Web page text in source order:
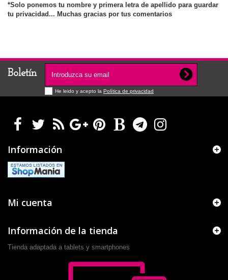
*Solo ponemos tu nombre y primera letra de apellido para guardar
tu privacidad... Muchas gracias por tus comentarios
Boletín
He leido y acepto la Política de privacidad
Información
Mi cuenta
Información de la tienda
Tienda adaptada a tablets y smartphones